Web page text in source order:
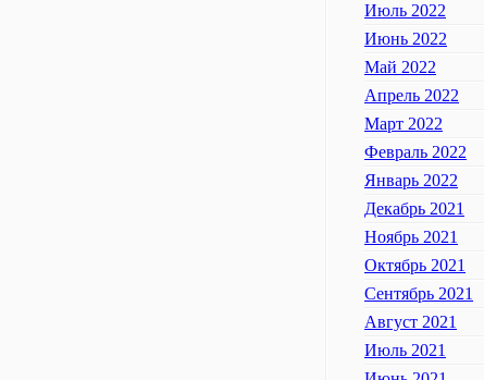
Июль 2022
Июнь 2022
Май 2022
Апрель 2022
Март 2022
Февраль 2022
Январь 2022
Декабрь 2021
Ноябрь 2021
Октябрь 2021
Сентябрь 2021
Август 2021
Июль 2021